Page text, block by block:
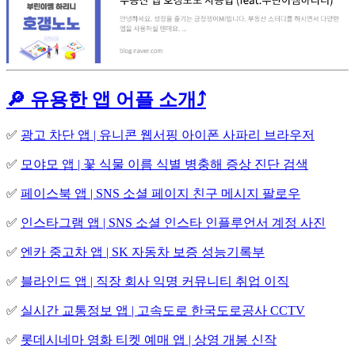
🔎 유용한 앱 어플 소개⤴️
✅ 광고 차단 앱 | 유니콘 웹서핑 아이폰 사파리 브라우저
✅ 모야모 앱 | 꽃 식물 이름 식별 병충해 증상 진단 검색
✅ 페이스북 앱 | SNS 소셜 페이지 친구 메시지 팔로우
✅ 인스타그램 앱 | SNS 소셜 인스타 인플루언서 계정 사진
✅ 엔카 중고차 앱 | SK 자동차 보증 성능기록부
✅ 블라인드 앱 | 직장 회사 익명 커뮤니티 취업 이직
✅ 실시간 교통정보 앱 | 고속도로 한국도로공사 CCTV
✅ 롯데시네마 영화 티켓 예매 앱 | 상영 개봉 신작